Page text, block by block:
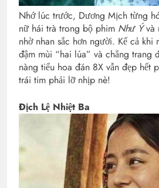
Nhớ lúc trước, Dương Mịch từng
nữ hái trà trong bộ phim Như Ývà
nhờ nhan sắc hơn người. Kể cả khi
đậm mùi “hai lúa” và chẳng trang
nàng tiểu hoa đán 8X vẫn đẹp hết
trái tim phải lỡ nhịp nè!
Địch Lệ Nhiệt Ba